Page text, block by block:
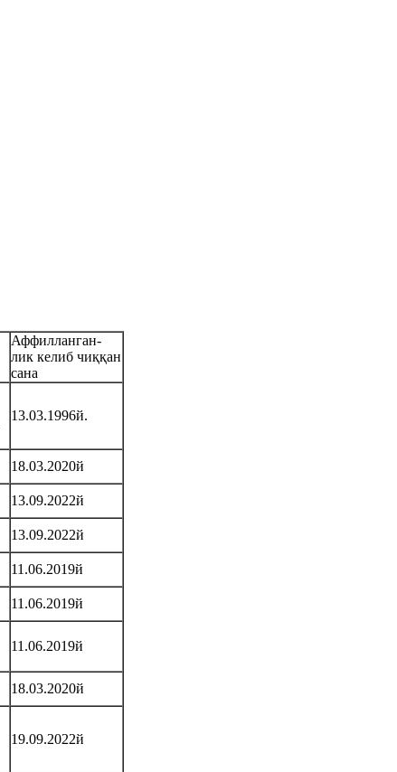
Аффилланган-
лик келиб чиққан
сана
13.03.1996й.
18.03.2020й
13.09.2022й
13.09.2022й
11.06.2019й
11.06.2019й
11.06.2019й
18.03.2020й
19.09.2022й